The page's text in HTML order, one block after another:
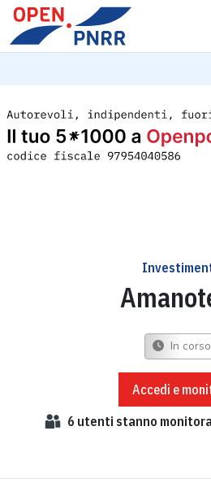
In corso
Accedi e
6 utenti stanno